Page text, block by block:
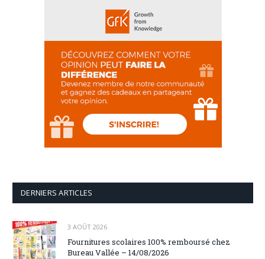
DERNIERS ARTICLES
3 AOÛT 2026
Fournitures scolaires 100% remboursé chez
Bureau Vallée – 14/08/2026